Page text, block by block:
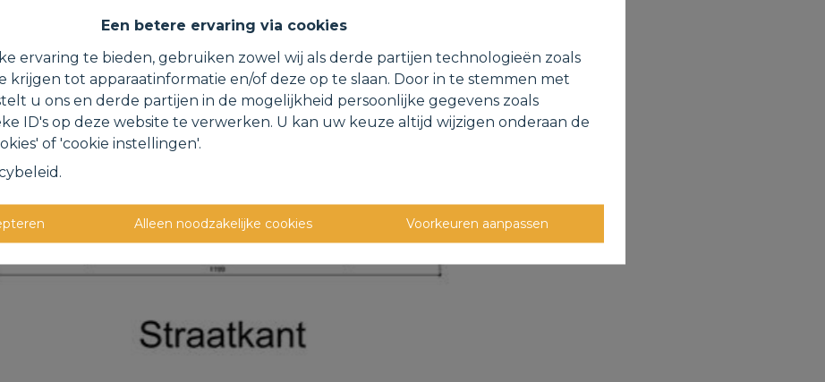
Een betere ervaring via cookies
ervaring te bieden, gebruiken zowel wij als derde partijen technologieën zoals
krijgen tot apparaatinformatie en/of deze op te slaan. Door in te stemmen met
u ons en derde partijen in de mogelijkheid persoonlijke gegevens zoals
ID's op deze website te verwerken. U kan uw keuze altijd wijzigen onderaan de
of 'cookie instellingen'.
.
Alleen noodzakelijke cookies Voorkeuren aanpassen